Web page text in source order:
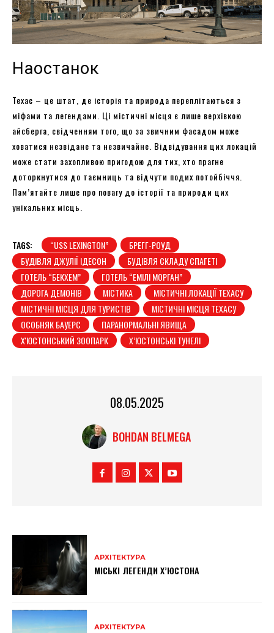
Наостанок
Техас – це штат, де історія та природа переплітаються з
міфами та легендами. Ці містичні місця є лише верхівкою
айсберга, свідченням того, що за звичним фасадом може
ховатися незвідане та незвичайне. Відвідування цих локацій
може стати захопливою пригодою для тих, хто прагне
доторкнутися до таємниць та відчути подих потойбіччя.
Пам’ятайте лише про повагу до історії та природи цих
унікальних місць.
TAGS: “USS LEXINGTON”
БРЕГГ-РОУД
БУДІВЛЯ ДЖУЛІЇ ІДЕСОН
БУДІВЛЯ СКЛАДУ СПАГЕТІ
ГОТЕЛЬ “БЕКХЕМ”
ГОТЕЛЬ “ЕМІЛІ МОРГАН”
ДОРОГА ДЕМОНІВ
МІСТИКА
МІСТИЧНІ ЛОКАЦІЇ ТЕХАСУ
МІСТИЧНІ МІСЦЯ ДЛЯ ТУРИСТІВ
МІСТИЧНІ МІСЦЯ ТЕХАСУ
ОСОБНЯК БАУЕРС
ПАРАНОРМАЛЬНІ ЯВИЩА
Х'ЮСТОНСЬКИЙ ЗООПАРК
Х’ЮСТОНСЬКІ ТУНЕЛІ
08.05.2025
BOHDAN BELMEGA
АРХІТЕКТУРА
МІСЬКІ ЛЕГЕНДИ Х’ЮСТОНА
АРХІТЕКТУРА